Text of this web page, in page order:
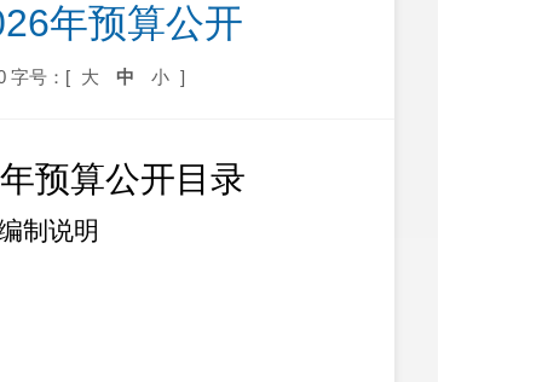
年预算公开
字号：[ 大 中 小 ]
预算公开目录
制说明